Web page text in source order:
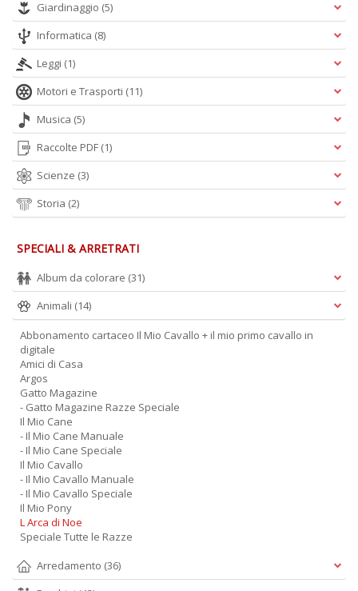
Giardinaggio (5)
Informatica (8)
Leggi (1)
Motori e Trasporti (11)
Musica (5)
Raccolte PDF (1)
Scienze (3)
Storia (2)
SPECIALI & ARRETRATI
Album da colorare (31)
Animali (14)
Abbonamento cartaceo Il Mio Cavallo + il mio primo cavallo in
digitale
Amici di Casa
Argos
Gatto Magazine
- Gatto Magazine Razze Speciale
Il Mio Cane
- Il Mio Cane Manuale
- Il Mio Cane Speciale
Il Mio Cavallo
- Il Mio Cavallo Manuale
- Il Mio Cavallo Speciale
Il Mio Pony
L Arca di Noe
Speciale Tutte le Razze
Arredamento (36)